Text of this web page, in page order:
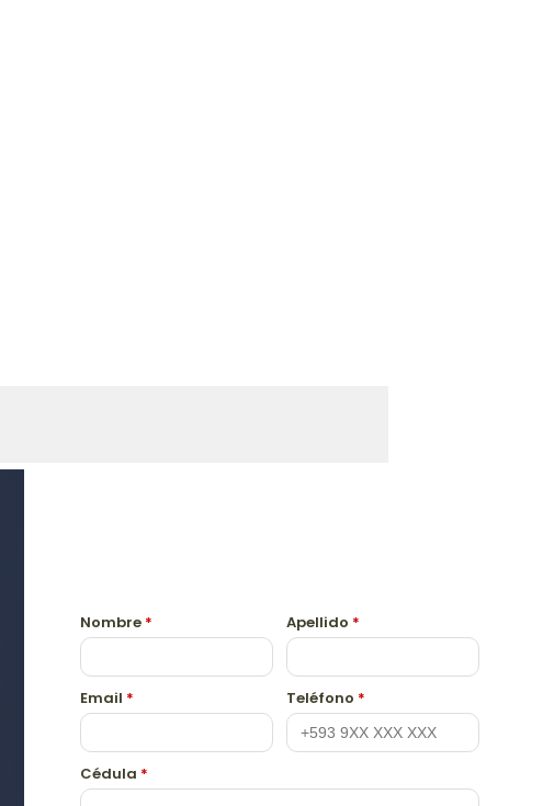
Nombre * Apellido *
Email * Teléfono *
Cédula *